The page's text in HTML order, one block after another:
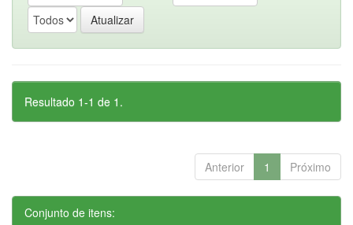
Resultado 1-1 de 1.
Anterior 1 Próximo
Conjunto de itens: